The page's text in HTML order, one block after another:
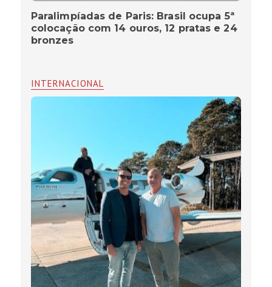
Paralimpíadas de Paris: Brasil ocupa 5ª
colocação com 14 ouros, 12 pratas e 24
bronzes
INTERNACIONAL